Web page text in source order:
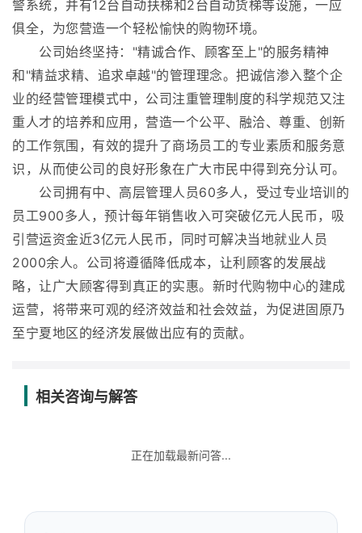
警系统，并有12台自动扶梯和2台自动货梯等设施，一应
俱全，为您营造一个轻松愉快的购物环境。
公司始终坚持："精诚合作、顾客至上"的服务精神
和"精益求精、追求卓越"的管理理念。把诚信渗入整个企
业的经营管理模式中，公司注重管理制度的科学规范又注
重人才的培养和应用，营造一个公平、融洽、尊重、创新
的工作氛围，有效的提升了商场员工的专业素质和服务意
识，从而使公司的良好形象在广大市民中得到充分认可。
公司拥有中、高层管理人员60多人，受过专业培训的
员工900多人，预计每年销售收入可突破亿元人民币，吸
引营运资金近3亿元人民币，同时可解决当地就业人员
2000余人。公司将遵循降低成本，让利顾客的发展战
略，让广大顾客得到真正的实惠。新时代购物中心的建成
运营，将带来可观的经济效益和社会效益，为促进固原乃
至宁夏地区的经济发展做出应有的贡献。
相关咨询与解答
正在加载最新问答...